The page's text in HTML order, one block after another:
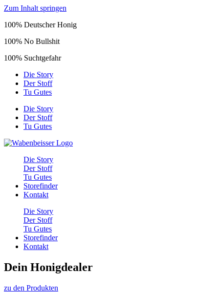
Zum Inhalt springen
100% Deutscher Honig
100% No Bullshit
100% Sucht­gefahr
Die Story
Der Stoff
Tu Gutes
Die Story
Der Stoff
Tu Gutes
Die Story
Der Stoff
Tu Gutes
Storefinder
Kontakt
Die Story
Der Stoff
Tu Gutes
Storefinder
Kontakt
Dein Honig­dealer
zu den Produkten